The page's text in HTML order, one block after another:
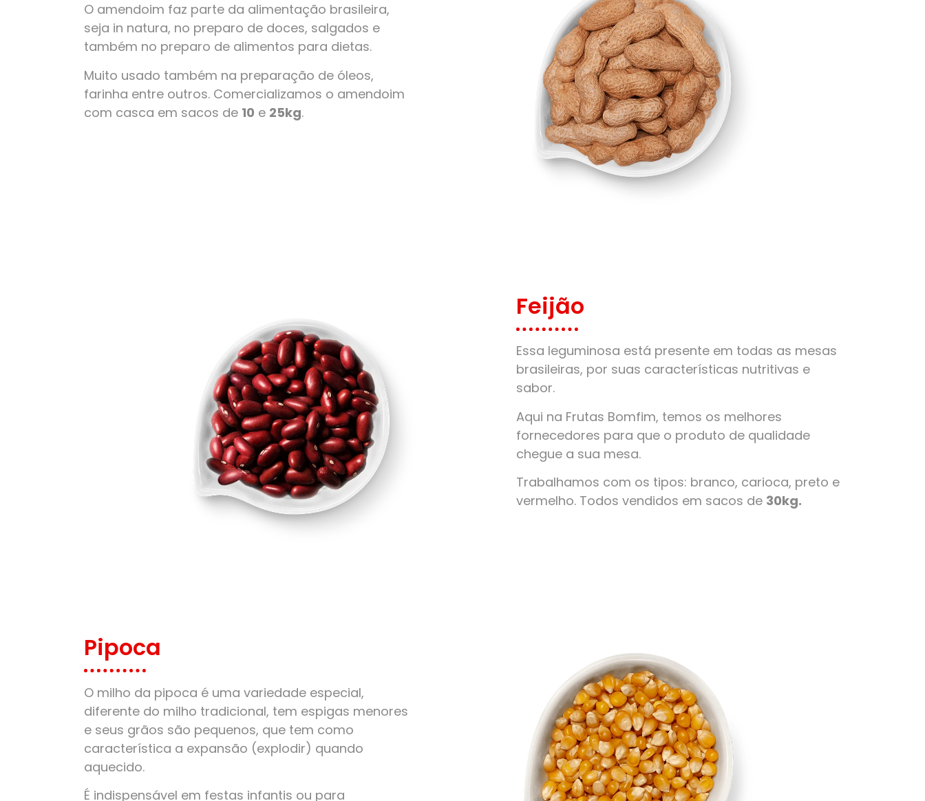
O amendoim faz parte da alimentação brasileira,
seja in natura, no preparo de doces, salgados e
também no preparo de alimentos para dietas.
Muito usado também na preparação de óleos,
farinha entre outros. Comercializamos o amendoim
com casca em sacos de 10 e 25kg.
Feijão
Essa leguminosa está presente em todas as mesas
brasileiras, por suas características nutritivas e
sabor.
Aqui na Frutas Bomfim, temos os melhores
fornecedores para que o produto de qualidade
chegue a sua mesa.
Trabalhamos com os tipos: branco, carioca, preto e
vermelho. Todos vendidos em sacos de 30kg.
Pipoca
O milho da pipoca é uma variedade especial,
diferente do milho tradicional, tem espigas menores
e seus grãos são pequenos, que tem como
característica a expansão (explodir) quando
aquecido.
É indispensável em festas infantis ou para